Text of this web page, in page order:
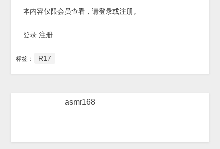
本内容仅限会员查看，请登录或注册。
登录 注册
标签： R17
asmr168